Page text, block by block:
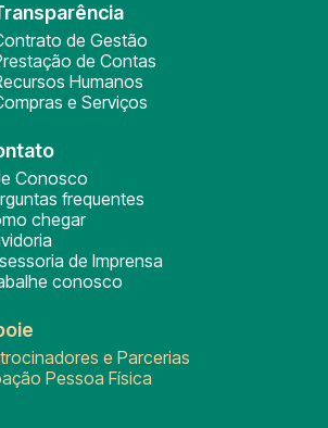
de Gestão
de Contas
Humanos
e Serviços
Conosco
frequentes
chegar
de Imprensa
conosco
e Parcerias
Pessoa Física